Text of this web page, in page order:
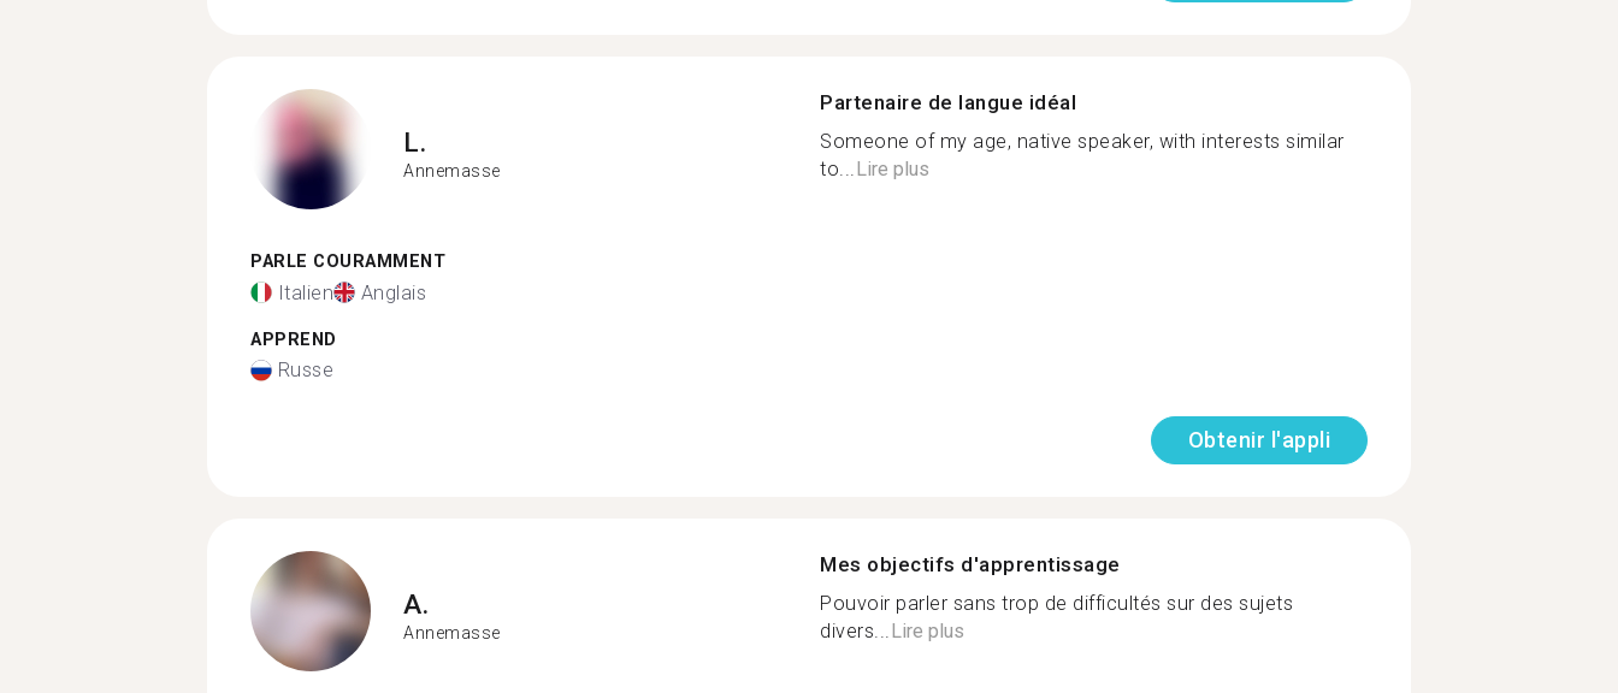
L.
Annemasse
PARLE COURAMMENT
Italien Anglais
APPREND
Russe
Partenaire de langue idéal
Someone of my age, native speaker, with interests similar
to...Lire plus
Obtenir l'appli
A.
Annemasse
Mes objectifs d'apprentissage
Pouvoir parler sans trop de difficultés sur des sujets
divers...Lire plus